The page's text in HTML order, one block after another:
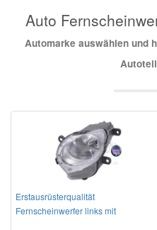
Auto
Automarke auswählen und
Erstausrüsterqualität
Fernscheinwerfer links mit
Jeep Ersatzteile
Lancia Ersatzteile
Mazda Ersatzteile